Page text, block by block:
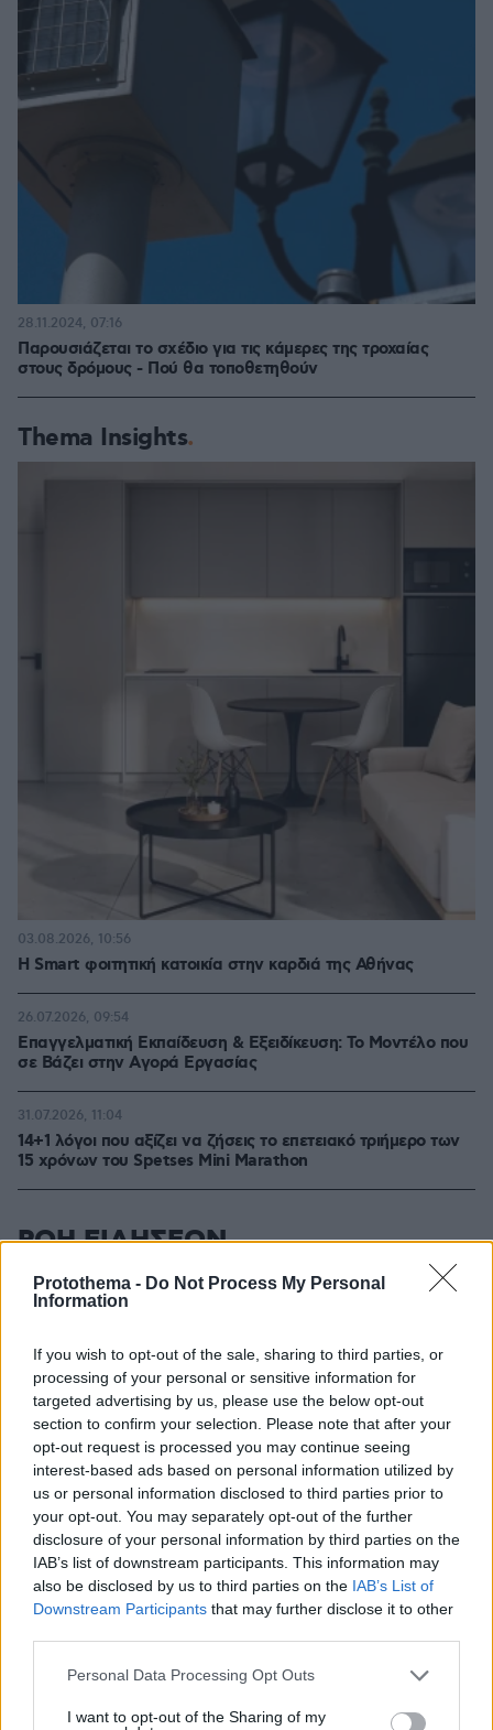
Protothema - Do Not Process My Personal
Information
If you wish to opt-out of the sale, sharing to third parties, or
processing of your personal or sensitive information for
targeted advertising by us, please use the below opt-out
section to confirm your selection. Please note that after your
opt-out request is processed you may continue seeing
interest-based ads based on personal information utilized by
us or personal information disclosed to third parties prior to
your opt-out. You may separately opt-out of the further
disclosure of your personal information by third parties on the
IAB’s list of downstream participants. This information may
also be disclosed by us to third parties on the IAB’s List of
Downstream Participants that may further disclose it to other
Please note that this website/app uses one or more Google
not limited to your visit or usage behaviour. You may click to
Personal Data Processing Opt Outs
I want to opt-out of the Sharing of my
Παρουσιάζεται το σχέδιο για τις κάμερες της τροχαίας
στους δρόμους - Πού θα τοποθετηθούν
28.11.2024, 07:16
Thema Insights
Η Smart φοιτητική κατοικία στην καρδιά της Αθήνας
03.08.2026, 10:56
Επαγγελματική Εκπαίδευση & Εξειδίκευση: Το Mοντέλο που
σε Bάζει στην Aγορά Eργασίας
26.07.2026, 09:54
14+1 λόγοι που αξίζει να ζήσεις το επετειακό τριήμερο των
15 χρόνων του Spetses Mini Marathon
31.07.2026, 11:04
ΡΟΗ ΕΙΔΗΣΕΩΝ
Ειδήσεις Δημοφιλή Σχολιασμένα
Συναγερμός στην Κολομβία πριν από την ορκωμοσία
του νέου προέδρου: Φόβοι για τρομοκρατικές επιθέσεις
Στροφή του Ισραήλ στη Λατινική Αμερική: Περιοδεία
Σάαρ σε Ισημερινό και Κολομβία
πριν μία ώρα
Εντυπωσιακή Σάκκαρη στο Τορόντο: Νίκησε τη Σονμέζ
και έκλεισε «ραντεβού» με την Γκοφ
06.08.2026, 02:14
Τα ρεβίθια αγαπούν το κρέας – 20 συνταγές φουλ στην
πρωτεΐνη
06.08.2026, 02:00
Φωτιά σε υποσταθμό της ΔΕΗ στην Άρτα, αναφορές για